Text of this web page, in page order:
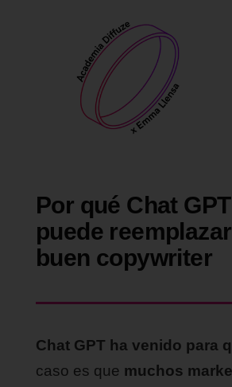
Por qué Chat
puede
buen copywriter
Chat GPT ha venido para
caso es que muchos